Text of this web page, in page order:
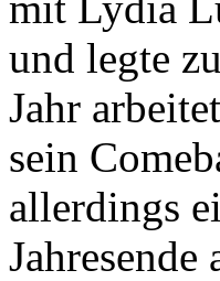
und legte
Jahr
sein
allerdings